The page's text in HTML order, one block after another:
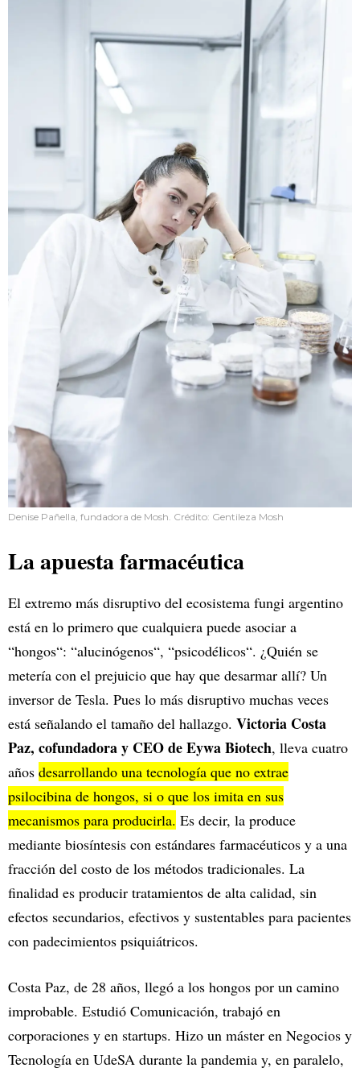
Denise Pañella, fundadora de Mosh. Crédito: Gentileza Mosh
La apuesta farmacéutica
El extremo más disruptivo del ecosistema fungi argentino
está en lo primero que cualquiera puede asociar a
“hongos“: “alucinógenos“, “psicodélicos“. ¿Quién se
metería con el prejuicio que hay que desarmar allí? Un
inversor de Tesla. Pues lo más disruptivo muchas veces
está señalando el tamaño del hallazgo. Victoria Costa
Paz, cofundadora y CEO de Eywa Biotech, lleva cuatro
años desarrollando una tecnología que no extrae
psilocibina de hongos, si o que los imita en sus
mecanismos para producirla. Es decir, la produce
mediante biosíntesis con estándares farmacéuticos y a una
fracción del costo de los métodos tradicionales. La
finalidad es producir tratamientos de alta calidad, sin
efectos secundarios, efectivos y sustentables para pacientes
con padecimientos psiquiátricos.
Costa Paz, de 28 años, llegó a los hongos por un camino
improbable. Estudió Comunicación, trabajó en
corporaciones y en startups. Hizo un máster en Negocios y
Tecnología en UdeSA durante la pandemia y, en paralelo,